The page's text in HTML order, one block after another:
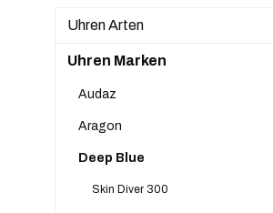
Uhren Arten
Uhren Marken
Audaz
Aragon
Deep Blue
Skin Diver 300